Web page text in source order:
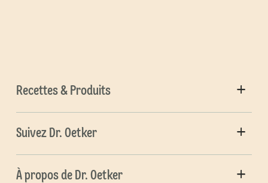
Recettes & Produits
Suivez Dr. Oetker
À propos de Dr. Oetker